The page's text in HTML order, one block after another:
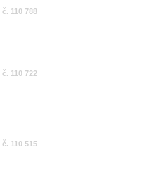
č. 110 788
č. 110 722
č. 110 515